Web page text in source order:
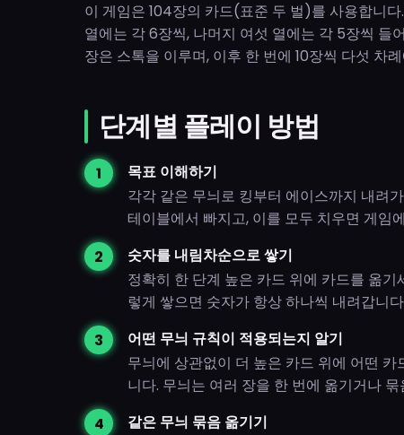
이 게임은 104장의 카드(표준 두 벌)를 사용합니
열에는 각 6장씩, 나머지 여섯 열에는 각 5장씩 들
장은 스톡을 이루며, 이후 한 번에 10장씩 다섯 차
단계별 플레이 방법
목표 이해하기
각각 같은 무늬로 킹부터 에이스까지 내려
테이블에서 빠지고, 이를 모두 치우면 게임
숫자를 내림차순으로 쌓기
정확히 한 단계 높은 카드 위에 카드를 옮
렇게 쌓으면 숫자가 항상 하나씩 내려갑니
어떤 무늬 규칙이 적용되는지 알기
무늬에 상관없이 더 높은 카드 위에 어떤
니다. 무늬는 여러 장을 한 번에 옮기거나
같은 무늬 묶음 옮기기